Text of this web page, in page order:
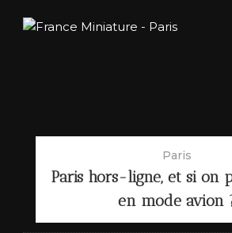
Paris
Paris hors-ligne, et si on
en mode avion